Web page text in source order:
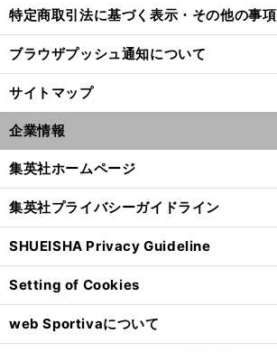
特定商取引法に基づく表示・その他の事項
ブラウザプッシュ通知について
サイトマップ
企業情報
集英社ホームページ
集英社プライバシーガイドライン
SHUEISHA Privacy Guideline
Setting of Cookies
web Sportivaについて